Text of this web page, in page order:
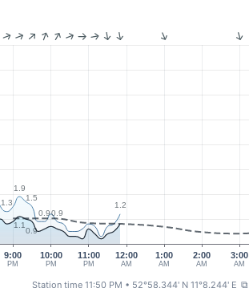
9:00
PM
10:00
PM
11:00
PM
12:00
AM
1:00
AM
3:00
AM
2:00
AM
1.3
1.9
1.5
0.90.9
1.2
1.1
0.9
Station time 11:50 PM • 52°58.344' N 11°8.244' E ⧉